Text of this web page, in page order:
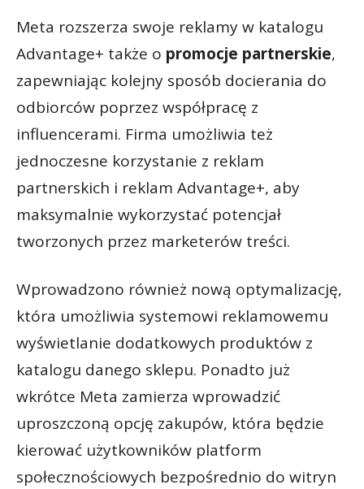
Meta rozszerza swoje reklamy w katalogu
Advantage+ także o promocje partnerskie,
zapewniając kolejny sposób docierania do
odbiorców poprzez współpracę z
influencerami. Firma umożliwia też
jednoczesne korzystanie z reklam
partnerskich i reklam Advantage+, aby
maksymalnie wykorzystać potencjał
tworzonych przez marketerów treści.
Wprowadzono również nową optymalizację,
która umożliwia systemowi reklamowemu
wyświetlanie dodatkowych produktów z
katalogu danego sklepu. Ponadto już
wkrótce Meta zamierza wprowadzić
uproszczoną opcję zakupów, która będzie
kierować użytkowników platform
społecznościowych bezpośrednio do witryn